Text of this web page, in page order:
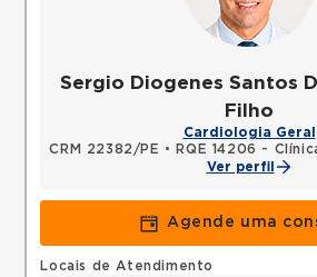
Sergio Diogenes Santos
Filho
Cardiologia Geral
CRM 22382/PE • RQE 14206 -
Ver perfil
Agende uma
Locais de Atendimento